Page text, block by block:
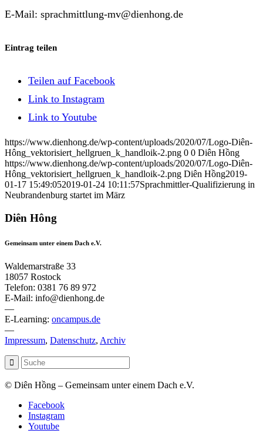
E-Mail: sprachmittlung-mv@dienhong.de
Eintrag teilen
Teilen auf Facebook
Link to Instagram
Link to Youtube
https://www.dienhong.de/wp-content/uploads/2020/07/Logo-Diên-
Hông_vektorisiert_hellgruen_k_handloik-2.png 0 0 Diên Hồng
https://www.dienhong.de/wp-content/uploads/2020/07/Logo-Diên-
Hông_vektorisiert_hellgruen_k_handloik-2.png Diên Hồng2019-
01-17 15:49:052019-01-24 10:11:57Sprachmittler-Qualifizierung in
Neubrandenburg startet im März
Diên Hông
Gemeinsam unter einem Dach e.V.
Waldemarstraße 33
18057 Rostock
Telefon: 0381 76 89 972
E-Mail: info@dienhong.de
—
E-Learning: oncampus.de
—
Impressum, Datenschutz, Archiv
© Diên Hồng – Gemeinsam unter einem Dach e.V.
Facebook
Instagram
Youtube